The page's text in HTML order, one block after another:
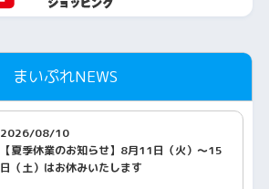
まいぷれNEWS
2026/08/10
【夏季休業のお知らせ】8月11日（火）～15
日（土）はお休みいたします